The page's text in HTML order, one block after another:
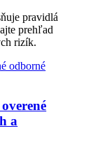
pravidlá
prehľad
rizík.
a